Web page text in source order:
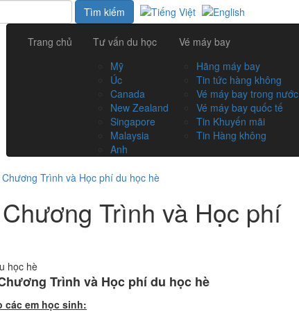
Trang chủ
Tư vấn du học
Mỹ
Úc
Canada
New Zealand
Singapore
Malaysia
Anh
Vé máy bay
Hãng máy bay
Tin tức hàng không
Vé máy bay trong nước
Vé máy bay quốc tế
Tin Khuyến mãi
Tin Hàng không
Trình và Học phí du học hè
Trình và Học phí
Trình và Học phí du học hè
em học sinh: